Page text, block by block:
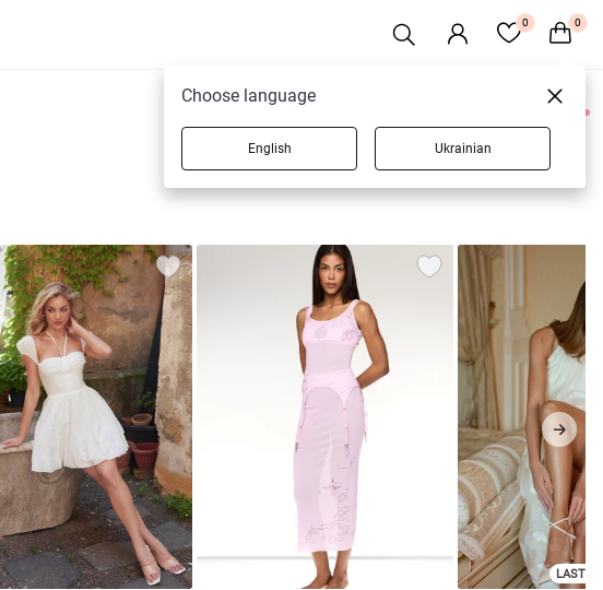
0 0
0 товаров
LAST
Choose language
English Ukrainian